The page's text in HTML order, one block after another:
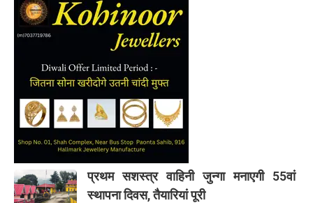
प्रथम सशस्त्र वाहिनी जुन्गा मनाएगी 55वां
स्थापना दिवस, तैयारियां पूरी